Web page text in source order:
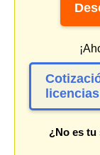
¿No es tu